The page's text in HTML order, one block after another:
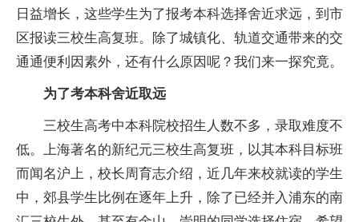
日益增长，这些学生为了报考本科选择舍近求远，到市
区报读三校生高复班。除了城镇化、轨道交通带来的交
通通便利因素外，还有什么原因呢？我们来一探究竟。
为了考本科舍近取远
三校生高考中本科院校招生人数不多，录取难度不
低。上海著名的新纪元三校生高复班，以其本科目标班
而闻名沪上，校长周育志介绍，近几年来校就读的学生
中，郊县学生比例在逐年上升，除了已经并入浦东的南